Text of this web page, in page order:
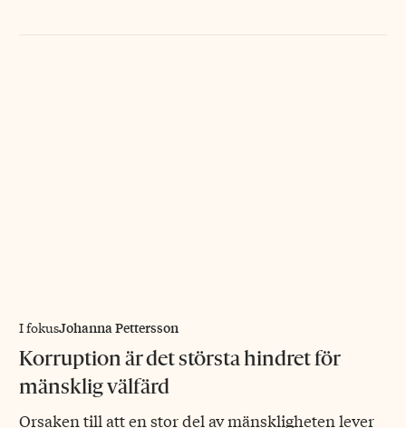
I fokusJohanna Pettersson
Korruption är det största hindret för
mänsklig välfärd
Orsaken till att en stor del av mänskligheten lever